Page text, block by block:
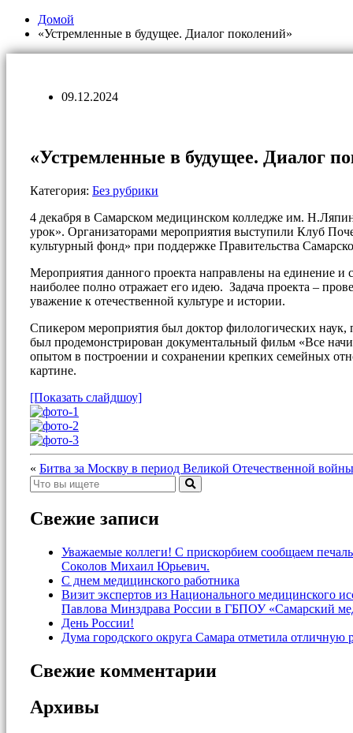
Домой
«Устремленные в будущее. Диалог поколений»
09.12.2024
«Устремленные в будущее. Диалог
Категория: Без рубрики
4 декабря в Самарском медицинском колледже им.
урок». Организаторами мероприятия выступили Клуб
культурный фонд» при поддержке Правительства
Мероприятия данного проекта направлены на единение
наиболее полно отражает его идею. Задача проекта –
уважение к отечественной культуре и истории.
Спикером мероприятия был доктор филологических
был продемонстрирован документальный фильм «Все
опытом в построении и сохранении крепких семейных
картине.
[Показать слайдшоу]
« Битва за Москву в период Великой Отечественной
Свежие записи
Уважаемые коллеги! С прискорбием сообщаем
Соколов Михаил Юрьевич.
С днем медицинского работника
Визит экспертов из Национального
Павлова Минздрава России в ГБПОУ «Самарский
День России!
Дума городского округа Самара отметила
Свежие комментарии
Архивы